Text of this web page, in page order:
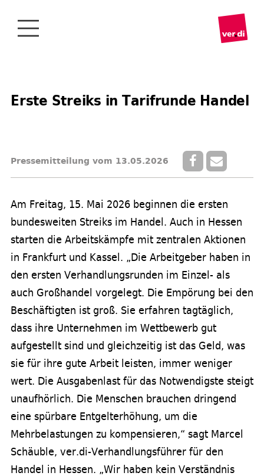
Erste Streiks in Tarifrunde Handel
Pressemitteilung vom 13.05.2026
Am Freitag, 15. Mai 2026 beginnen die ersten
bundesweiten Streiks im Handel. Auch in Hessen
starten die Arbeitskämpfe mit zentralen Aktionen
in Frankfurt und Kassel. „Die Arbeitgeber haben in
den ersten Verhandlungsrunden im Einzel- als
auch Großhandel vorgelegt. Die Empörung bei den
Beschäftigten ist groß. Sie erfahren tagtäglich,
dass ihre Unternehmen im Wettbewerb gut
aufgestellt sind und gleichzeitig ist das Geld, was
sie für ihre gute Arbeit leisten, immer weniger
wert. Die Ausgabenlast für das Notwendigste steigt
unaufhörlich. Die Menschen brauchen dringend
eine spürbare Entgelterhöhung, um die
Mehrbelastungen zu kompensieren,“ sagt Marcel
Schäuble, ver.di-Verhandlungsführer für den
Handel in Hessen. „Wir haben kein Verständnis